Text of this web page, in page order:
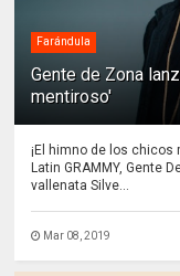
Farándula
Gente de Zona
mentiroso'
¡El himno de los chicos
Latin GRAMMY, Gente
vallenata Silve...
Mar 08, 2019